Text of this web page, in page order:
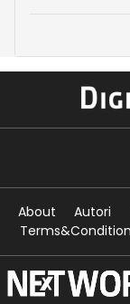
About Autori